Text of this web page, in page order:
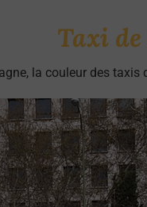
Taxi
la couleur des